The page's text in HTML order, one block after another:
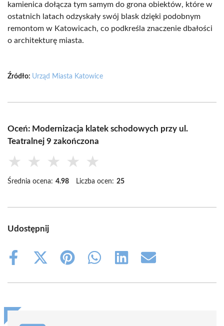
kamienica dołącza tym samym do grona obiektów, które w
ostatnich latach odzyskały swój blask dzięki podobnym
remontom w Katowicach, co podkreśla znaczenie dbałości
o architekturę miasta.
Źródło: Urząd Miasta Katowice
Oceń: Modernizacja klatek schodowych przy ul.
Teatralnej 9 zakończona
★ ★ ★ ★ ★
Średnia ocena: 4.98 Liczba ocen: 25
Udostępnij
Share
Share
(Twitter)
Share
Share
Share
Share